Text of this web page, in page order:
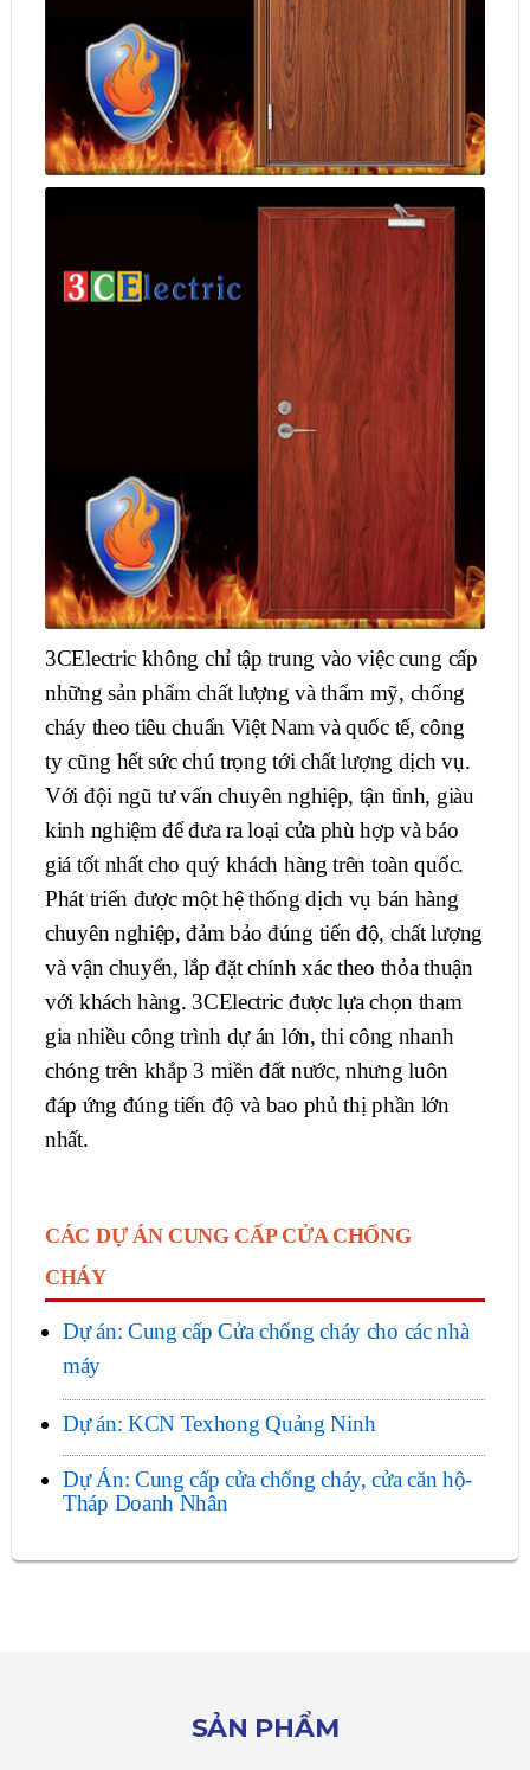
3CElectric không chỉ tập trung vào việc cung cấp
những sản phẩm chất lượng và thẩm mỹ, chống
cháy theo tiêu chuẩn Việt Nam và quốc tế, công
ty cũng hết sức chú trọng tới chất lượng dịch vụ.
Với đội ngũ tư vấn chuyên nghiệp, tận tình, giàu
kinh nghiệm để đưa ra loại cửa phù hợp và báo
giá tốt nhất cho quý khách hàng trên toàn quốc.
Phát triển được một hệ thống dịch vụ bán hàng
chuyên nghiệp, đảm bảo đúng tiến độ, chất lượng
và vận chuyển, lắp đặt chính xác theo thỏa thuận
với khách hàng. 3CElectric được lựa chọn tham
gia nhiều công trình dự án lớn, thi công nhanh
chóng trên khắp 3 miền đất nước, nhưng luôn
đáp ứng đúng tiến độ và bao phủ thị phần lớn
nhất.
CÁC DỰ ÁN CUNG CẤP CỬA CHỐNG
CHÁY
Dự án: Cung cấp Cửa chống cháy cho các nhà
máy
Dự án: KCN Texhong Quảng Ninh
Dự Án: Cung cấp cửa chống cháy, cửa căn hộ-
Tháp Doanh Nhân
SẢN PHẨM